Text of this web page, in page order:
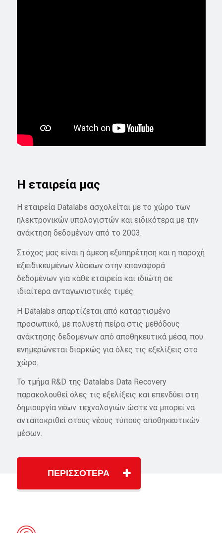
Η εταιρεία μας
Η εταιρεία Datalabs ασχολείται με το χώρο των
ηλεκτρονικών υπολογιστών και ειδικότερα με την
ανάκτηση δεδομένων από το 2003.
Στόχος μας είναι η άμεση εξυπηρέτηση και η παροχή
εξειδικευμένων λύσεων στην επαναφορά
δεδομένων για κάθε εταιρεία και ιδιώτη σε
ιδιαίτερα ανταγωνιστικές τιμές.
Η Datalabs απαρτίζεται από καταρτισμένο
προσωπικό, με πολυετή πείρα στις μεθόδους
ανάκτησης δεδομένων από αποθηκευτικά μέσα, που
ενημερώνεται διαρκώς για όλες τις εξελίξεις στο
χώρο.
Το τμήμα R&D της Datalabs Data Recovery
παρακολουθεί όλες τις εξελίξεις και επενδύει στη
δημιουργία νέων τεχνολογιών ώστε να μπορεί να
ανταποκριθεί στους νέους τύπους αποθηκευτικών
μέσων.
ΠΕΡΙΣΣΟΤΕΡΑ